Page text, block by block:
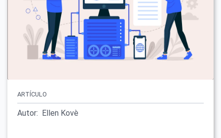
ARTÍCULO
Autor: Ellen Kovè